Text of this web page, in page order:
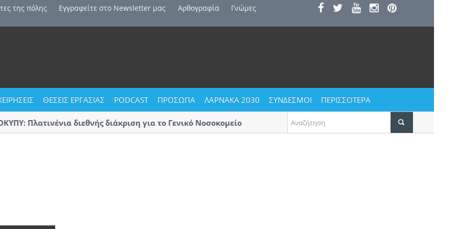
της πόλης Εγγραφείτε στο Newsletter μας Αρθογραφία
Γνώμες
ΘΕΣΕΙΣ ΕΡΓΑΣΙΑΣ PODCAST ΠΡΟΣΩΠΑ ΛΑΡΝΑΚΑ 2030 ΣΥΝΔΕΣΜΟΙ ΠΕΡΙΣΣΟΤΕΡΑ
Πλατινένια διεθνής διάκριση για το Γενικό Νοσοκομείο
Αυγουστιάτικο ξεφάντωμα στους Αγίους
Δεκαπενταύγουστο